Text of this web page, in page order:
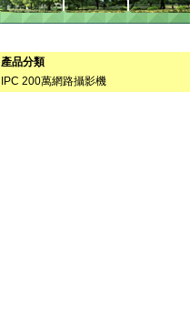
產品分類
IPC 200萬網路攝影機